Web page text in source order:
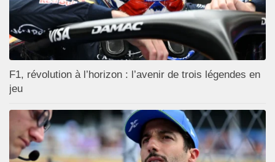
F1, révolution à l’horizon : l’avenir de trois légendes en
jeu